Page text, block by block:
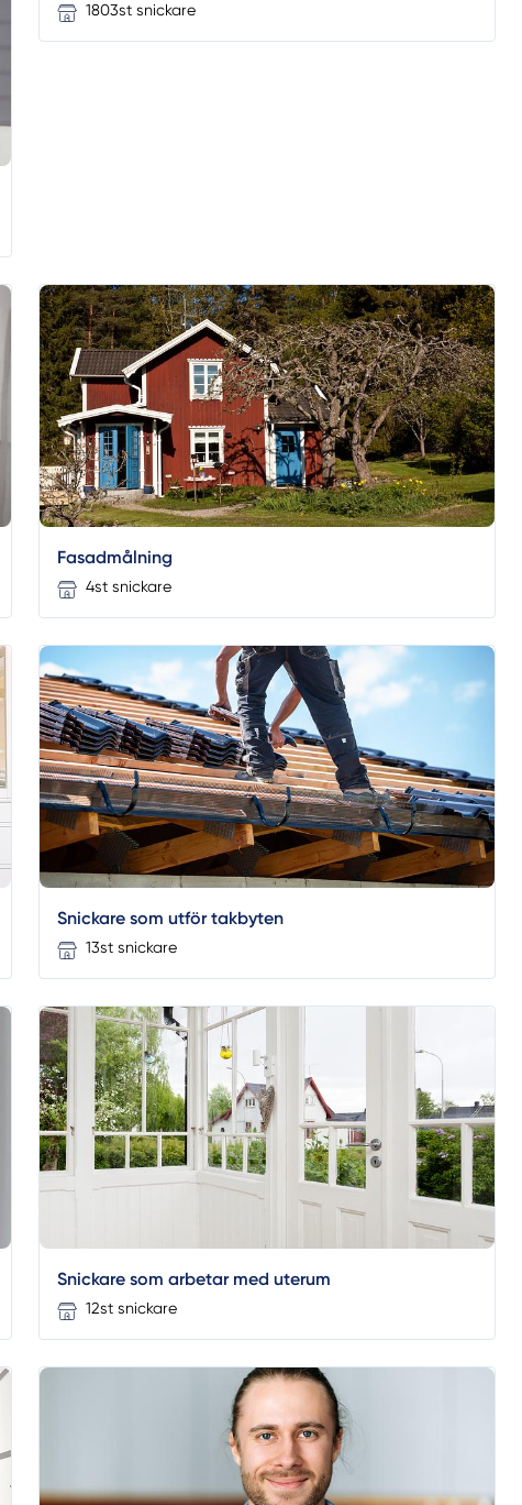
1803st snickare
Fasadmålning
4st snickare
Snickare som utför takbyten
13st snickare
Snickare som arbetar med uterum
12st snickare